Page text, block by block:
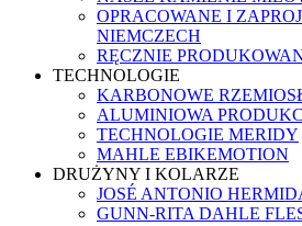
OPRACOWANE I
NIEMCZECH
RĘCZNIE
TECHNOLOGIE
KARBONOWE
ALUMINIOWA
TECHNOLOGIE MERIDY
MAHLE EBIKEMOTION
DRUŻYNY I KOLARZE
JOSÉ ANTONIO
GUNN-RITA DAHLE